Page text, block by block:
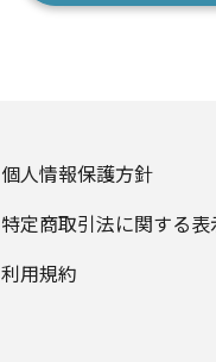
個人情報保護方針
特定商取引法に関する表
利用規約